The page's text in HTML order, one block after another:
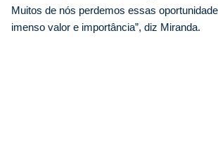
Muitos de nós perdemos essas
imenso valor e importância”, diz Miranda.